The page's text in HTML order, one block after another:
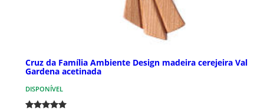
Cruz da Família Ambiente Design madeira cerejeira Val
Gardena acetinada
DISPONÍVEL